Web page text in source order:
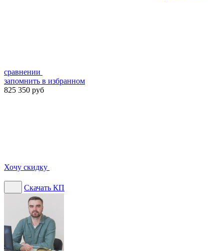
сравнении
запомнить в избранном
825 350 руб
Хочу скидку
Скачать КП